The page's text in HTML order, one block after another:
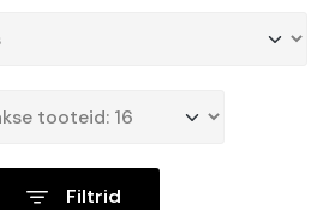
Filtrid